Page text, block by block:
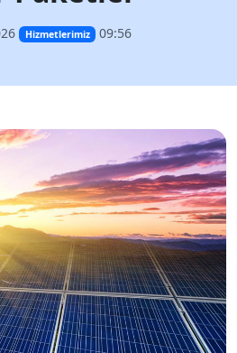
Hizmetlerimiz 09:56